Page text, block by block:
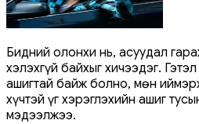
Бидний олонхи нь, асуудал
хэлэхгүй байхыг хичээдэг.
ашигтай байж болно, мөн
хүчтэй үг хэрэглэхийн ашиг
мэдээлжээ.